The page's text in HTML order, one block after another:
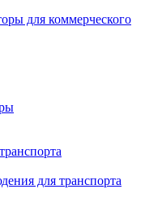
для коммерческого
для транспорта